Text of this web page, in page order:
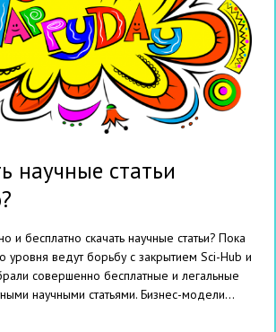
научные статьи
и бесплатно скачать научные статьи? Пока
уровня ведут борьбу с закрытием Sci-Hub и
совершенно бесплатные и легальные
научными статьями. Бизнес-модели...